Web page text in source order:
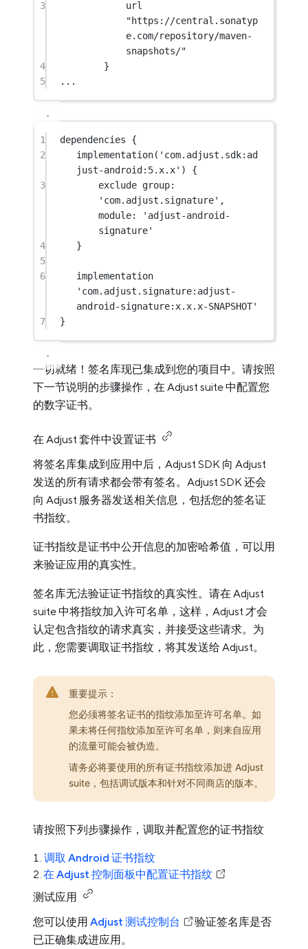
3
"https://central.sonatyp
e.com/repository/maven-
snapshots/"
4
}
5
.. .
1
dependencies {
2
implementation( 'com.adjust.sdk:ad
just-android:5.x.x' ) {
3
exclude group
'com.adjust.signature'
module:
'adjust-android-
signature'
4
}
5
6
'com.adjust.signature:adjust-
android-signature:x.x.x-SNAPSHOT'
7
}
一切就绪！签名库现已集成到您的项目中。请按照
下一节说明的步骤操作，在 Adjust suite 中配置您
的数字证书。
在 Adjust 套件中设置证书
将签名库集成到应用中后，Adjust SDK 向 Adjust
发送的所有请求都会带有签名。Adjust SDK 还会
向 Adjust 服务器发送相关信息，包括您的签名证
书指纹。
证书指纹是证书中公开信息的加密哈希值，可以用
来验证应用的真实性。
签名库无法验证证书指纹的真实性。请在 Adjust
suite 中将指纹加入许可名单，这样，Adjust 才会
认定包含指纹的请求真实，并接受这些请求。为
此，您需要调取证书指纹，将其发送给 Adjust。
重要提示：
您必须将签名证书的指纹添加至许可名单。如
果未将任何指纹添加至许可名单，则来自应用
的流量可能会被伪造。
请务必将要使用的所有证书指纹添加进 Adjust
suite，包括调试版本和针对不同商店的版本。
请按照下列步骤操作，调取并配置您的证书指纹
调取 Android 证书指纹
在 Adjust 控制面板中配置证书指纹
测试应用
您可以使用 Adjust 测试控制台
验证签名库是否
已正确集成进应用。